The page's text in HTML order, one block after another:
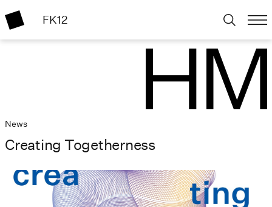
FK12
News
Creating Togetherness